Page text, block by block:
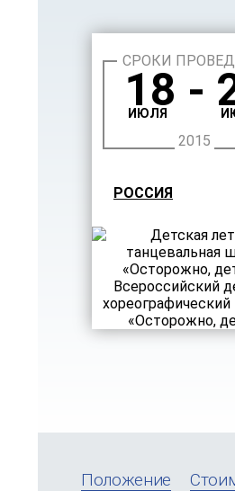
СРОКИ
18 -
ИЮЛЯ
2015
РОССИЯ
Положение